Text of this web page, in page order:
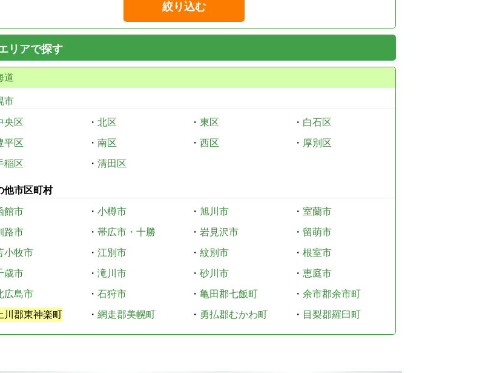
絞り込む
リアで探す
道
市
央区 ・ 北区 ・ 東区 ・ 白石区
平区 ・ 南区 ・ 西区 ・ 厚別区
稲区 ・ 清田区
他市区町村
館市 ・ 小樽市 ・ 旭川市 ・ 室蘭市
路市 ・ 帯広市・十勝 ・ 岩見沢市 ・ 留萌市
小牧市 ・ 江別市 ・ 紋別市 ・ 根室市
歳市 ・ 滝川市 ・ 砂川市 ・ 恵庭市
広島市 ・ 石狩市 ・ 亀田郡七飯町 ・ 余市郡余市町
上川郡東神楽町 ・ 網走郡美幌町 ・ 勇払郡むかわ町 ・ 目梨郡羅臼町